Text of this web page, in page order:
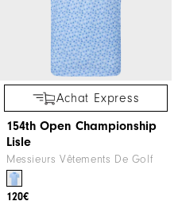
Achat Express
154th Open Championship
Lisle
Messieurs Vêtements De Golf
120€